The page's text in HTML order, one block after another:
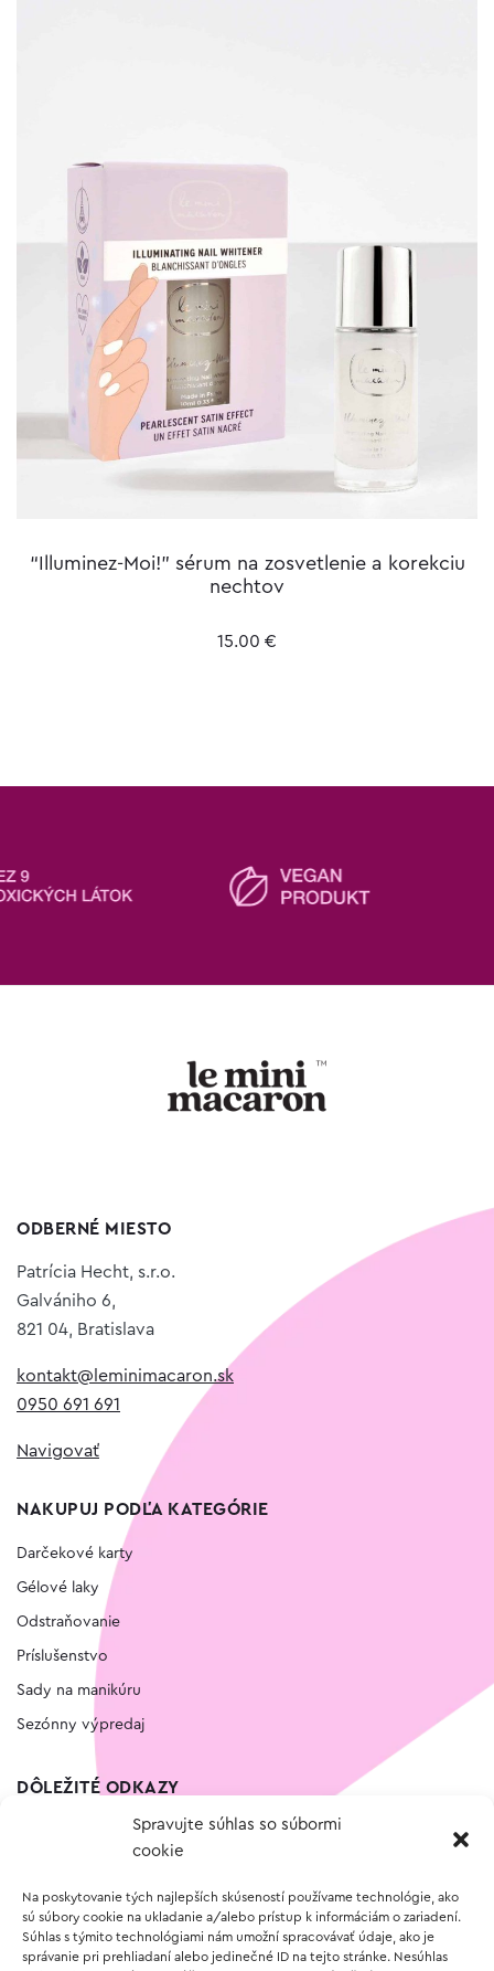
Spravujte súhlas so súbormi
cookie
Na poskytovanie tých najlepších skúseností používame technológie, ako
sú súbory cookie na ukladanie a/alebo prístup k informáciám o zariadení.
Súhlas s týmito technológiami nám umožní spracovávať údaje, ako je
správanie pri prehliadaní alebo jedinečné ID na tejto stránke. Nesúhlas
“Illuminez-Moi!” sérum na zosvetlenie a korekciu
nechtov
15.00 €
ODBERNÉ MIESTO
Patrícia Hecht, s.r.o.
Galvániho 6,
821 04, Bratislava
kontakt@leminimacaron.sk
0950 691 691
Navigovať
NAKUPUJ PODĽA KATEGÓRIE
Darčekové karty
Gélové laky
Odstraňovanie
Príslušenstvo
Sady na manikúru
Sezónny výpredaj
DÔLEŽITÉ ODKAZY
Vernostný program
O NÁKUPE